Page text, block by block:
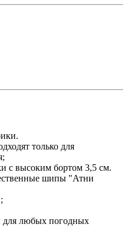
только для
с высоким бортом 3,5 см.
шипы "Атни
для любых погодных